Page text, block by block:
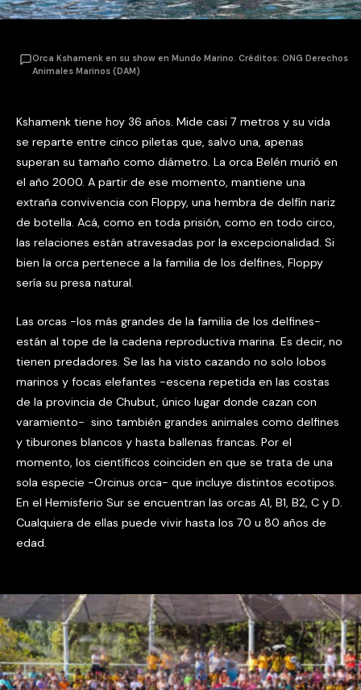
Orca Kshamenk en su show en Mundo Marino. Créditos: ONG Derechos
Animales Marinos (DAM)
Kshamenk tiene hoy 36 años. Mide casi 7 metros y su vida
se reparte entre cinco piletas que, salvo una, apenas
superan su tamaño como diámetro. La orca Belén murió en
el año 2000. A partir de ese momento, mantiene una
extraña convivencia con Floppy, una hembra de delfín nariz
de botella. Acá, como en toda prisión, como en todo circo,
las relaciones están atravesadas por la excepcionalidad. Si
bien la orca pertenece a la familia de los delfines, Floppy
sería su presa natural.
Las orcas -los más grandes de la familia de los delfines-
están al tope de la cadena reproductiva marina. Es decir, no
tienen predadores. Se las ha visto cazando no solo lobos
marinos y focas elefantes -escena repetida en las costas
de la provincia de Chubut, único lugar donde cazan con
varamiento- sino también grandes animales como delfines
y tiburones blancos y hasta ballenas francas. Por el
momento, los científicos coinciden en que se trata de una
sola especie -Orcinus orca- que incluye distintos ecotipos.
En el Hemisferio Sur se encuentran las orcas A1, B1, B2, C y D.
Cualquiera de ellas puede vivir hasta los 70 u 80 años de
edad.